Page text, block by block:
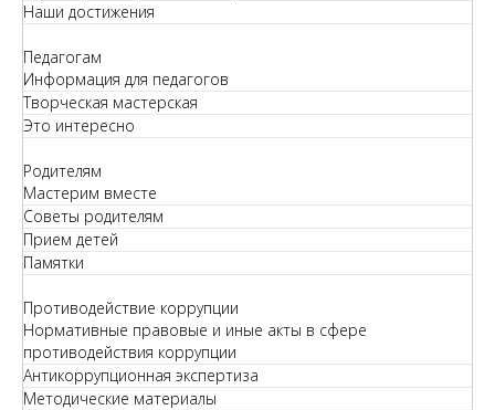
Наши достижения
Педагогам
Информация для педагогов
Творческая мастерская
Это интересно
Родителям
Мастерим вместе
Советы родителям
Прием детей
Памятки
Противодействие коррупции
Нормативные правовые и иные акты в сфере
противодействия коррупции
Антикоррупционная экспертиза
Методические материалы